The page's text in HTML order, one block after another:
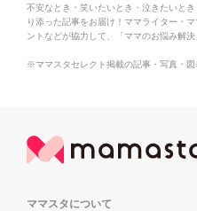
不安なとき・笑いたいとき・泣きたいと
り添った記事をお届け！ママライター・
ントなどが協力して、「ママのお悩み解決
※ママスタセレクト掲載の記事・写真・図
ママスタについて